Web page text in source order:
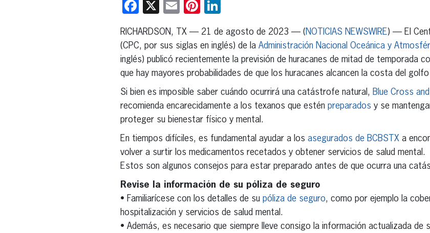
Facebook
X EmailPinterest
RICHARDSON, TX — 21 de agosto de 2023 — (NOTICIAS NEWSWIRE) — El
(CPC, por sus siglas en inglés) de la Administración Nacional Oceánica y
inglés) publicó recientemente la previsión de huracanes de mitad de temporada
que hay mayores probabilidades de que los huracanes alcancen la costa del
Si bien es imposible saber cuándo ocurrirá una catástrofe natural, Blue Cross
recomienda encarecidamente a los texanos que estén preparados y se
proteger su bienestar físico y mental.
En tiempos difíciles, es fundamental ayudar a los asegurados de BCBSTXa
volver a surtir los medicamentos recetados y obtener servicios de salud mental.
Estos son algunos consejos para estar preparado antes de que ocurra una
Revise la información de su póliza de seguro
• Familiarícese con los detalles de su póliza de seguro, como por ejemplo la
hospitalización y servicios de salud mental.
• Además, es necesario que siempre lleve consigo la información actualizada de